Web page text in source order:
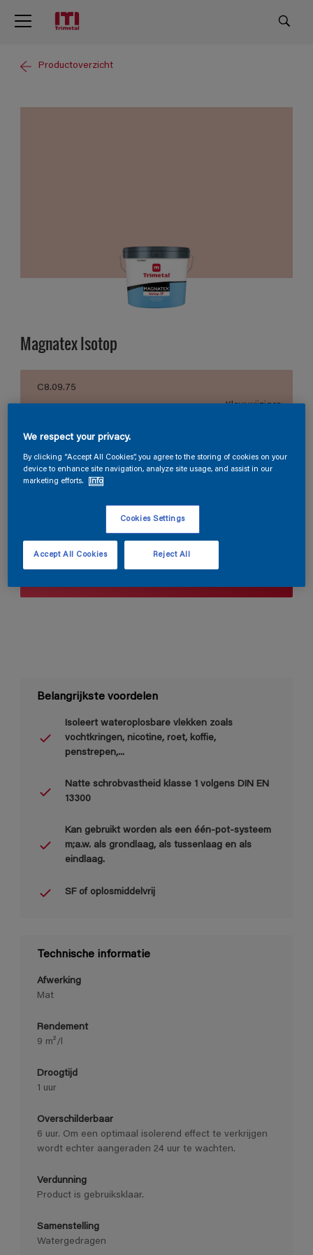
Productoverzicht
Magnatex Isotop
C8.09.75
Kleur wijzigen
Verpakkingsgrootte
10 L
Verfcalculator
Bereken
Belangrijkste voordelen
Isoleert wateroplosbare vlekken zoals
vochtkringen, nicotine, roet, koffie,
penstrepen,...
Natte schrobvastheid klasse 1 volgens DIN EN
13300
Kan gebruikt worden als een één-pot-systeem
m;a.w. als grondlaag, als tussenlaag en als
eindlaag.
SF of oplosmiddelvrij
Technische informatie
Afwerking
Mat
Rendement
9 m²/l
Droogtijd
1 uur
Overschilderbaar
6 uur. Om een optimaal isolerend effect te verkrijgen
wordt echter aangeraden 24 uur te wachten.
Verdunning
Product is gebruiksklaar.
Samenstelling
Watergedragen
We respect your privacy.
By clicking “Accept All Cookies”, you agree to the storing of cookies on your
device to enhance site navigation, analyze site usage, and assist in our
marketing efforts.
Info
Cookies Settings
Reject All
Accept All Cookies